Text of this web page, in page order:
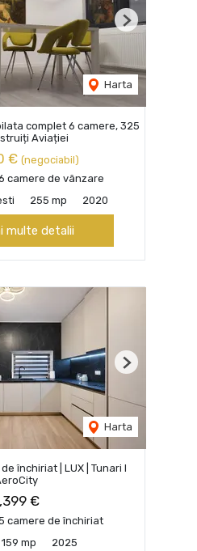
Harta
Next
complet 6 camere, 325
Aviației
€ (negociabil)
camere de vânzare
255 mp 2020
multe detalii
Harta
Next
închiriat | LUX | Tunari I
€
camere de închiriat
159 mp 2025